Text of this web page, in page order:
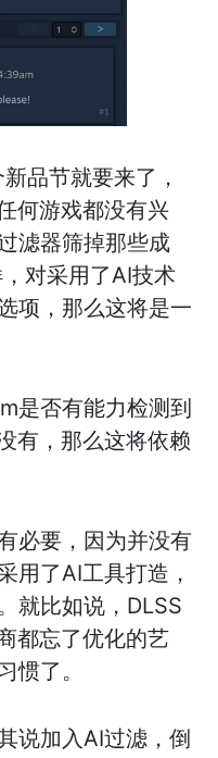
品节就要来了，
何游戏都没有兴
滤器筛掉那些成
对采用了AI技术
项，那么这将是一
是否有能力检测到
有，那么这将依赖
必要，因为并没有
用了AI工具打造，
就比如说，DLSS
都忘了优化的艺
惯了。
说加入AI过滤，倒